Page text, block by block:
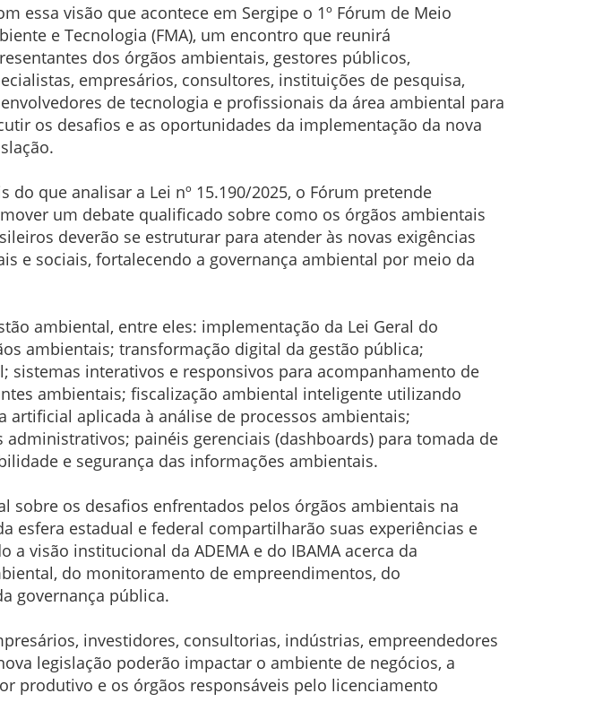
essa visão que acontece em Sergipe o 1º Fórum de Meio
e Tecnologia (FMA), um encontro que reunirá
dos órgãos ambientais, gestores públicos,
empresários, consultores, instituições de pesquisa,
de tecnologia e profissionais da área ambiental para
os desafios e as oportunidades da implementação da nova
do que analisar a Lei nº 15.190/2025, o Fórum pretende
um debate qualificado sobre como os órgãos ambientais
deverão se estruturar para atender às novas exigências
e sociais, fortalecendo a governança ambiental por meio da
ambiental, entre eles: implementação da Lei Geral do
ambientais; transformação digital da gestão pública;
interativos e responsivos para acompanhamento de
ambientais; fiscalização ambiental inteligente utilizando
aplicada à análise de processos ambientais;
painéis gerenciais (dashboards) para tomada de
e segurança das informações ambientais.
os desafios enfrentados pelos órgãos ambientais na
esfera estadual e federal compartilharão suas experiências e
visão institucional da ADEMA e do IBAMA acerca da
do monitoramento de empreendimentos, do
governança pública.
investidores, consultorias, indústrias, empreendedores
legislação poderão impactar o ambiente de negócios, a
produtivo e os órgãos responsáveis pelo licenciamento